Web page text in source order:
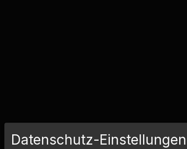
Datenschutz-Einstellungen